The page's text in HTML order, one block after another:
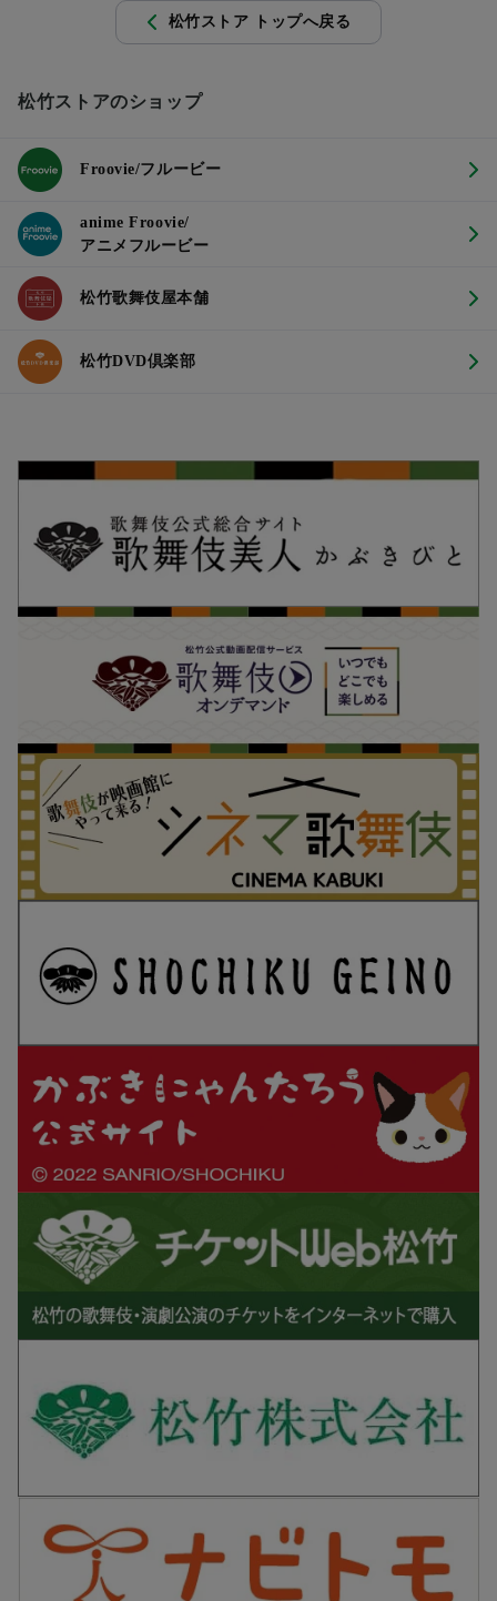
松竹ストア トップへ戻る
松竹ストアのショップ
Froovie/フルービー
anime Froovie/
アニメフルービー
松竹歌舞伎屋本舗
松竹DVD倶楽部